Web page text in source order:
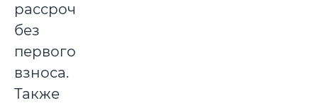
рассрочку
без
первого
взноса.
Также